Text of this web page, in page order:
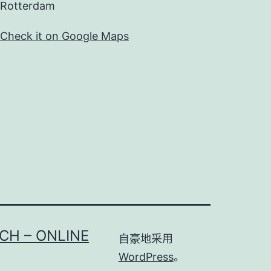
Rotterdam
Check it on Google Maps
– ONLINE
自豪地采用
WordPress。